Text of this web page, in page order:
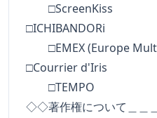
□ICHIBANDORi
□EMEX (Europe
□Courrier d'Iris
□TEMPO
◇◇著作権について＿＿